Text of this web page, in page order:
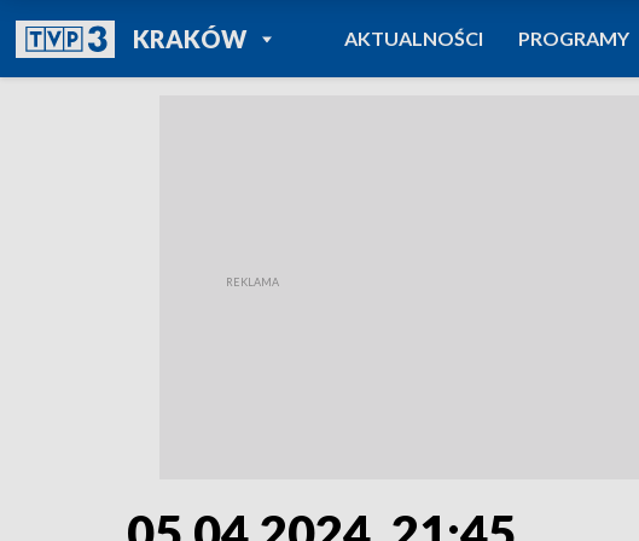
KRAKÓWPOWRÓT DO
TVP REGIONY
AKTUALNOŚCI PROGRAMY